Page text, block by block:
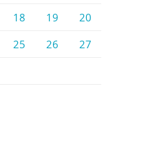
18 19
20
25 26
27